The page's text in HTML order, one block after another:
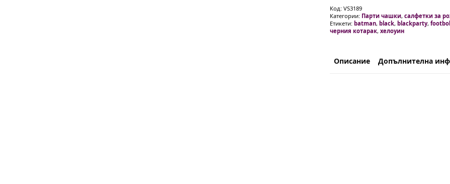
броя
Код: VS3189
Категории: Парти чашки, салфетки за
Етикети: batman, black, blackparty, footbol
черния котарак, хелоуин
Описание Допълнителна